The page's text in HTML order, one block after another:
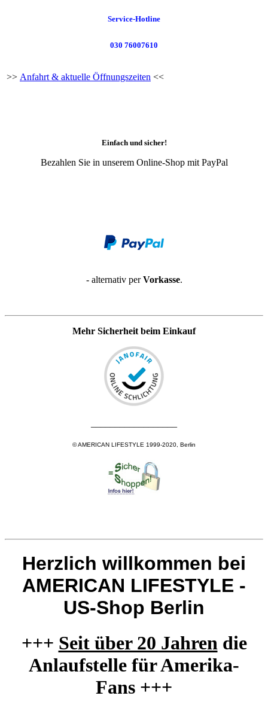
Service-Hotline
030 76007610
>> Anfahrt & aktuelle Öffnungszeiten <<
Einfach und sicher!
Bezahlen Sie in unserem Online-Shop mit PayPal
- alternativ perVorkasse.
Mehr Sicherheit beim Einkauf
© AMERICAN LIFESTYLE 1999-2020, Berlin
Herzlich willkommen bei
AMERICAN LIFESTYLE -
US-Shop Berlin
+++ Seit über 20 Jahren die
Anlaufstelle für Amerika-
Fans +++